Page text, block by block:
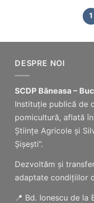
1
DESPRE NOI
SCDP Băneasa –
Instituție publică de
pomicultură, aflată
Științe Agricole și
Șișești”.
Dezvoltăm și
adaptate condițiilor
📍 Bd. Ionescu de la